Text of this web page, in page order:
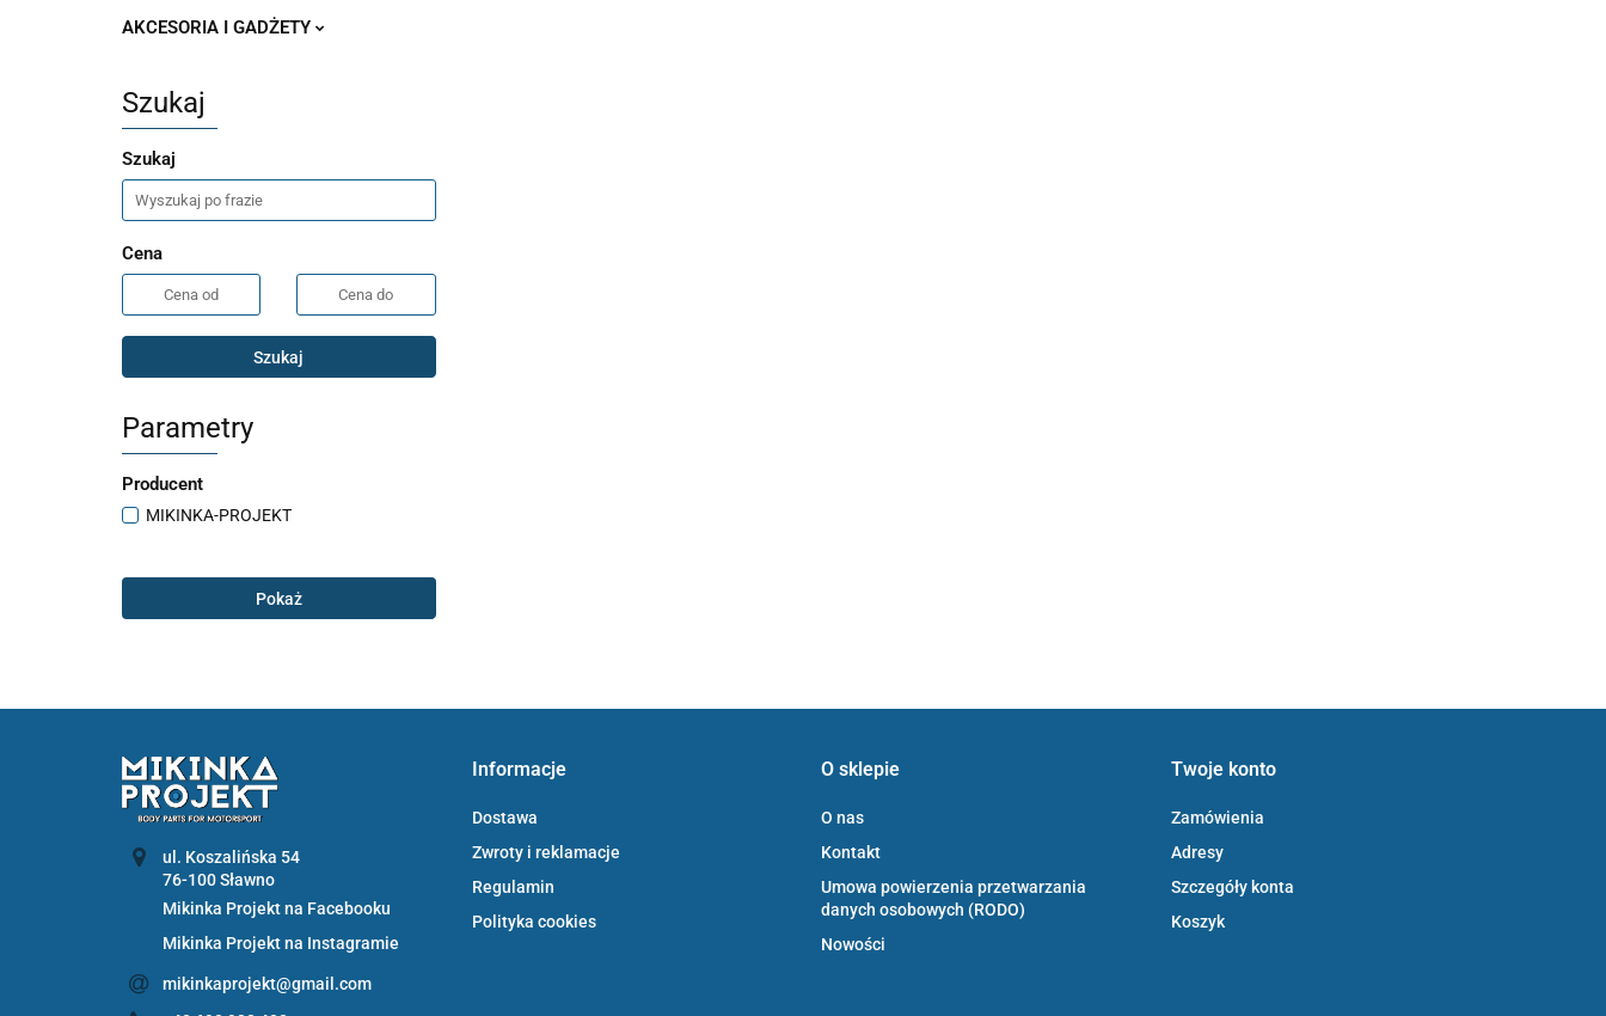
AKCESORIA I GADŻETY
Szukaj
Szukaj
Cena
Szukaj
Parametry
Producent
MIKINKA-PROJEKT
Pokaż
ul. Koszalińska 54
76-100 Sławno
Mikinka Projekt na Facebooku
Mikinka Projekt na Instagramie
mikinkaprojekt@gmail.com
Informacje
Dostawa
Zwroty i reklamacje
Regulamin
Polityka cookies
O sklepie
O nas
Kontakt
Umowa powierzenia przetwarzania
danych osobowych (RODO)
Nowości
Twoje konto
Zamówienia
Adresy
Szczegóły konta
Koszyk